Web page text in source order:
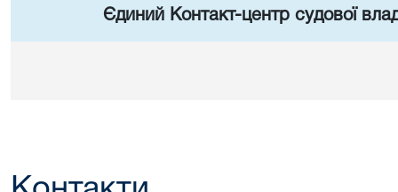
Єдиний Контакт-центр судової